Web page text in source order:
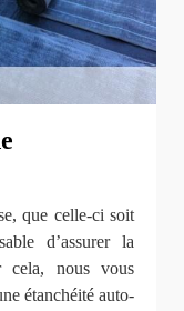
que celle-ci soit
d’assurer la
cela, nous vous
étanchéité auto-